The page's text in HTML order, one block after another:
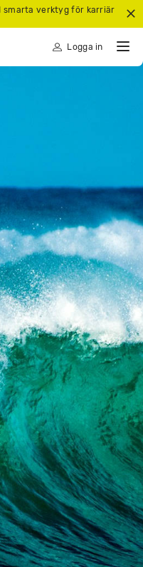
smarta verktyg för karriär
Logga in